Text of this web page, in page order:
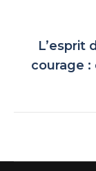
L’esprit
courage